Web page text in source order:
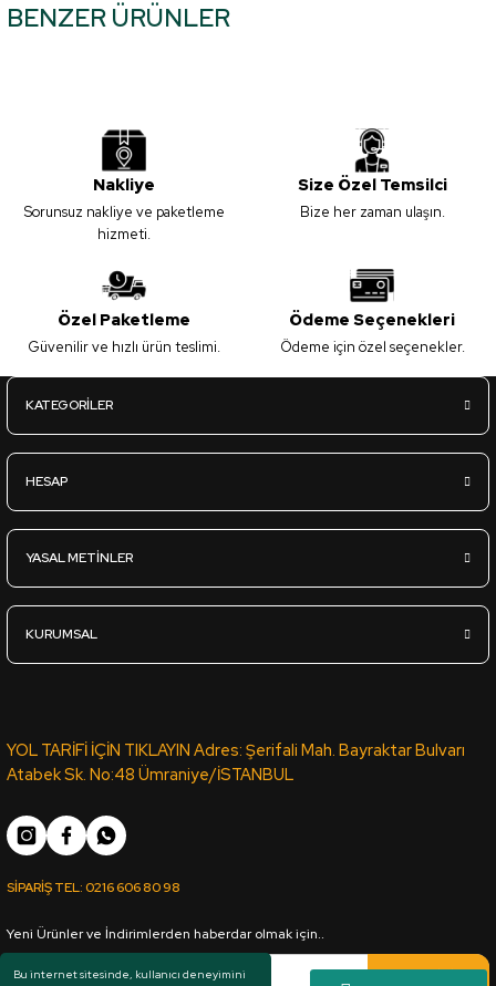
Bu internet sitesinde, kullanıcı deneyimini
tarafımıza iletebilirsiniz.
Ürün bilgilerinde hatalar bulunuyor.
Ürün fiyatı diğer sitelerden daha pahalı.
Bu ürüne benzer farklı alternatifler olmalı.
BENZER ÜRÜNLER
L.Acr-A05 Parlak Kaşmir - Lux Akrilik Panel - 18*1220*2800mm
3.670,00TL
L.Acr-068 Parlak Beyaz Lux Akrilik Panel - 18*1220*2800mm
3.670,00TL
L.Acr-237 Parlak Gri - Lux Akrilik Panel - 18*1220*2800mm
Nakliye
Sorunsuz nakliye ve paketleme
hizmeti.
Size Özel Temsilci
Bize her zaman ulaşın.
Özel Paketleme
Güvenilir ve hızlı ürün teslimi.
Ödeme Seçenekleri
Ödeme için özel seçenekler.
KATEGORİLER
HESAP
YASAL METİNLER
KURUMSAL
YOL TARİFİ İÇİN TIKLAYIN Adres: Şerifali Mah. Bayraktar Bulvarı
Atabek Sk. No:48 Ümraniye/İSTANBUL
SİPARİŞ TEL:0216 606 80 98
Yeni Ürünler ve İndirimlerden haberdar olmak için..
Kaydol